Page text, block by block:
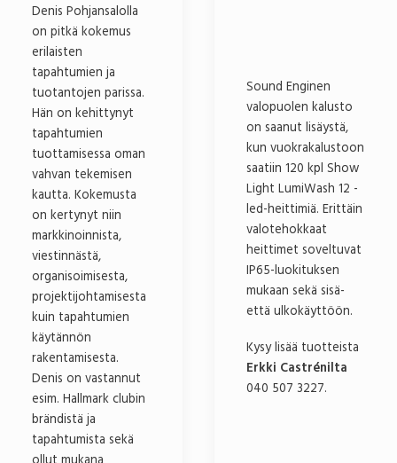
Denis Pohjansalolla
on pitkä kokemus
erilaisten
tapahtumien ja
tuotantojen parissa.
Hän on kehittynyt
tapahtumien
tuottamisessa oman
vahvan tekemisen
kautta. Kokemusta
on kertynyt niin
markkinoinnista,
viestinnästä,
organisoimisesta,
projektijohtamisesta
kuin tapahtumien
käytännön
rakentamisesta.
Denis on vastannut
esim. Hallmark clubin
brändistä ja
tapahtumista sekä
Sound Enginen
valopuolen kalusto
on saanut lisäystä,
kun vuokrakalustoon
saatiin 120 kpl Show
Light LumiWash 12 -
led-heittimiä. Erittäin
valotehokkaat
heittimet soveltuvat
IP65-luokituksen
mukaan sekä sisä-
että ulkokäyttöön.
Kysy lisää tuotteista
Erkki Castrénilta
040 507 3227.